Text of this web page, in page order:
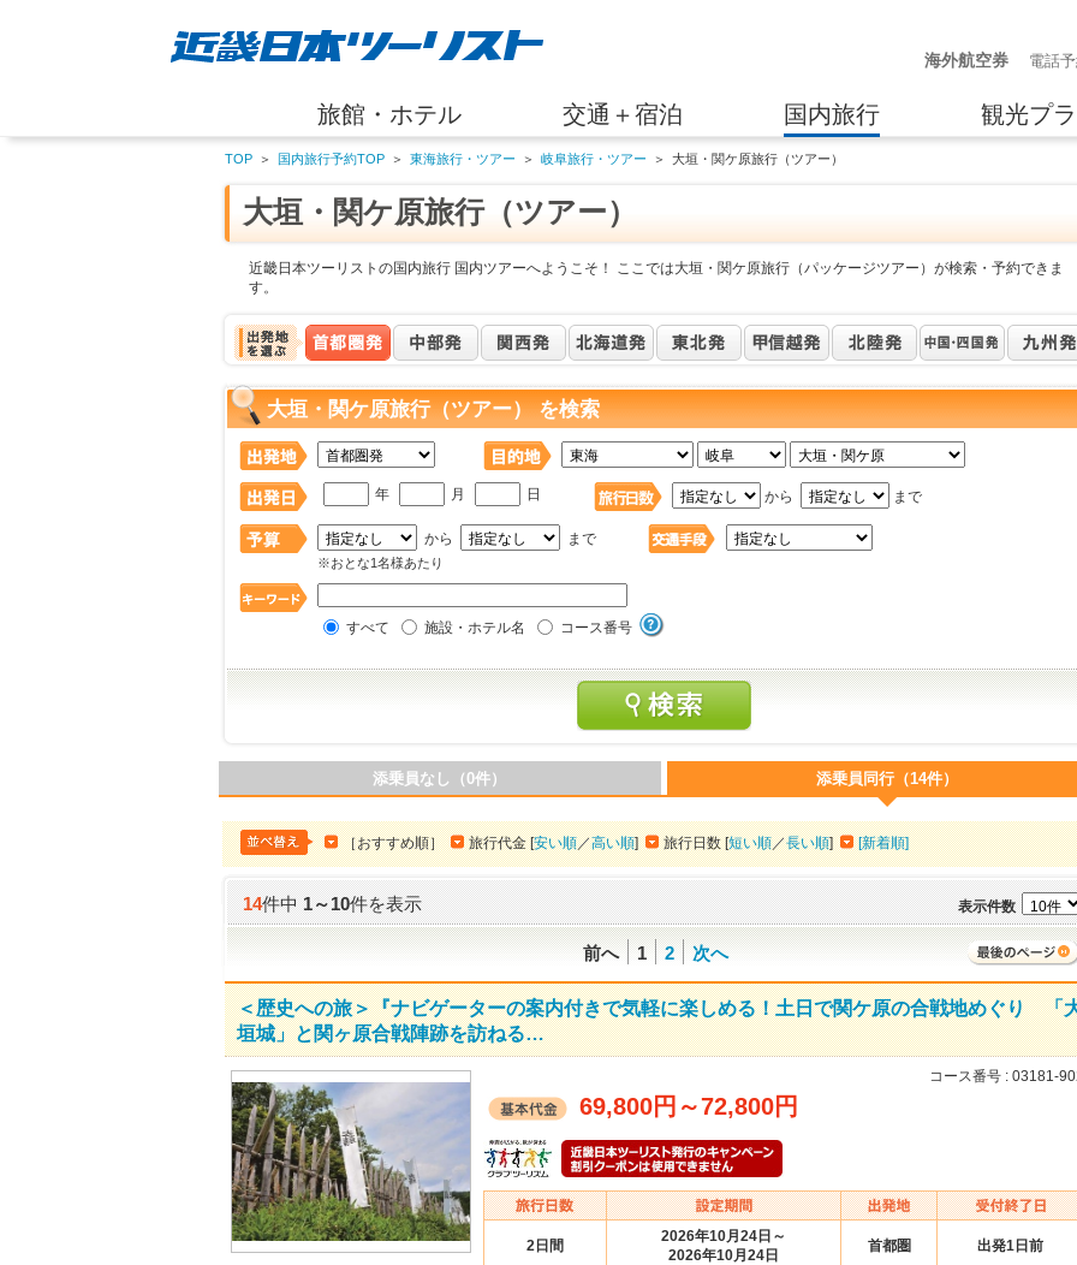
海外航空券 電話
旅館・ホテル 交通＋宿泊 国内旅行 観光プ
TOP ＞ 国内旅行予約TOP ＞ 東海旅行・ツアー ＞ 岐阜旅行・ツアー ＞ 大垣・関ケ原旅行（ツアー）
大垣・関ケ原旅行（ツアー）
近畿日本ツーリストの国内旅行 国内ツアーへようこそ！ ここでは大垣・関ケ原旅行（パッケージツアー）が検索・予約できま
す。
大垣・関ケ原旅行（ツアー） を検索
年 月 日 から まで
から まで
※おとな1名様あたり
すべて 施設・ホテル名 コース番号
添乗員なし（0件） 添乗員同行（14件）
［おすすめ順］ 旅行代金 [安い順／高い順] 旅行日数 [短い順／長い順] [新着順]
14件中1～10件を表示 表示件数
前へ 1 2 次へ
＜歴史への旅＞『ナビゲーターの案内付きで気軽に楽しめる！土日で関ケ原の合戦地めぐり 「
垣城」と関ヶ原合戦陣跡を訪ねる…
コース番号 : 03181-
69,800円 ～72,800円
2日間
2026年10月24日～
2026年10月24日
首都圏 出発1日前